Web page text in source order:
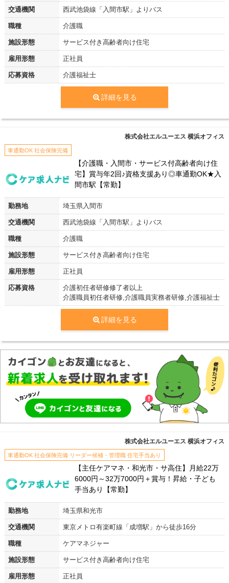
交通機関 西武池袋線「入間市駅」よりバス
職種 介護職
施設形態 サービス付き高齢者向け住宅
雇用形態 正社員
応募資格 介護福祉士
詳細を見る
株式会社エルユーエス 横浜オフィス
車通勤OK 社会保険完備
【介護職・入間市・サービス付高齢者向け住
宅】賞与年2回♪資格支援あり◎車通勤OK★入
間市駅【常勤】
勤務地 埼玉県入間市
交通機関 西武池袋線「入間市駅」よりバス
職種 介護職
施設形態 サービス付き高齢者向け住宅
雇用形態 正社員
応募資格
介護初任者研修修了者以上
介護職員初任者研修,介護職員実務者研修,介護福祉士
詳細を見る
株式会社エルユーエス 横浜オフィス
車通勤OK 社会保険完備 リーダー候補・管理職 住宅手当あり
【主任ケアマネ・和光市・サ高住】月給22万
6000円～32万7000円＋賞与！昇給・子ども
手当あり【常勤】
勤務地 埼玉県和光市
交通機関 東京メトロ有楽町線「成増駅」から徒歩16分
職種 ケアマネジャー
施設形態 サービス付き高齢者向け住宅
雇用形態 正社員